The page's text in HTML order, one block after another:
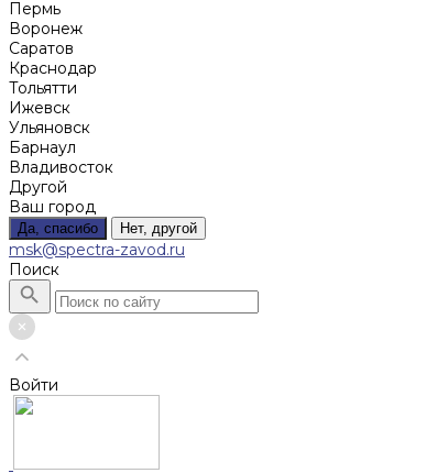
Пермь
Воронеж
Саратов
Краснодар
Тольятти
Ижевск
Ульяновск
Барнаул
Владивосток
Другой
Ваш город
Да, спасибо Нет, другой
msk@spectra-zavod.ru
Поиск
Войти